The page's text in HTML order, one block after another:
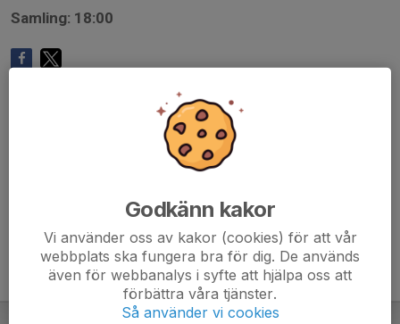
Samling: 18:00
Godkänn kakor
Vi använder oss av kakor (cookies) för att vår
webbplats ska fungera bra för dig. De används
även för webbanalys i syfte att hjälpa oss att
förbättra våra tjänster.
Så använder vi cookies